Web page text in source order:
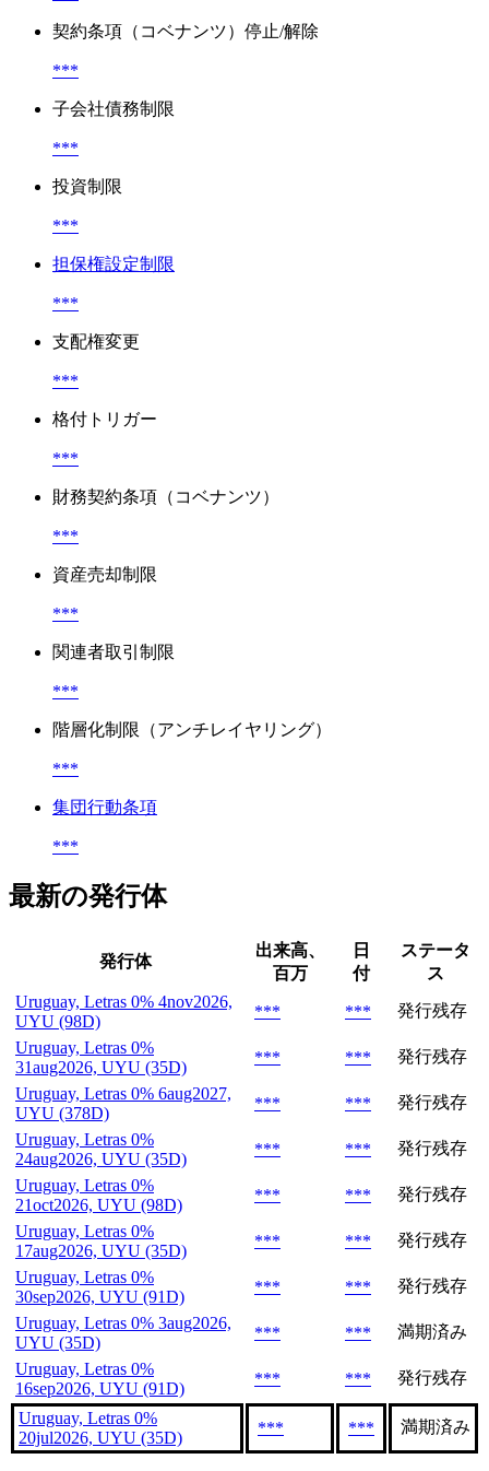
契約条項（コベナンツ）停止/解除
***
子会社債務制限
***
投資制限
***
担保権設定制限
***
支配権変更
***
格付トリガー
***
財務契約条項（コベナンツ）
***
資産売却制限
***
関連者取引制限
***
階層化制限（アンチレイヤリング）
***
集団行動条項
***
最新の発行体
発行体
出来高、
百万
日
付
ステータ
ス
Uruguay, Letras 0% 4nov2026,
UYU (98D)
*** ***
発行残存
Uruguay, Letras 0%
31aug2026, UYU (35D)
*** ***
発行残存
Uruguay, Letras 0% 6aug2027,
UYU (378D)
*** ***
発行残存
Uruguay, Letras 0%
24aug2026, UYU (35D)
*** ***
発行残存
Uruguay, Letras 0%
21oct2026, UYU (98D)
*** ***
発行残存
Uruguay, Letras 0%
17aug2026, UYU (35D)
*** ***
発行残存
Uruguay, Letras 0%
30sep2026, UYU (91D)
*** ***
発行残存
Uruguay, Letras 0% 3aug2026,
UYU (35D)
*** ***
満期済み
Uruguay, Letras 0%
16sep2026, UYU (91D)
*** *** 発行残存
Uruguay, Letras 0%
20jul2026, UYU (35D)
*** *** 満期済み